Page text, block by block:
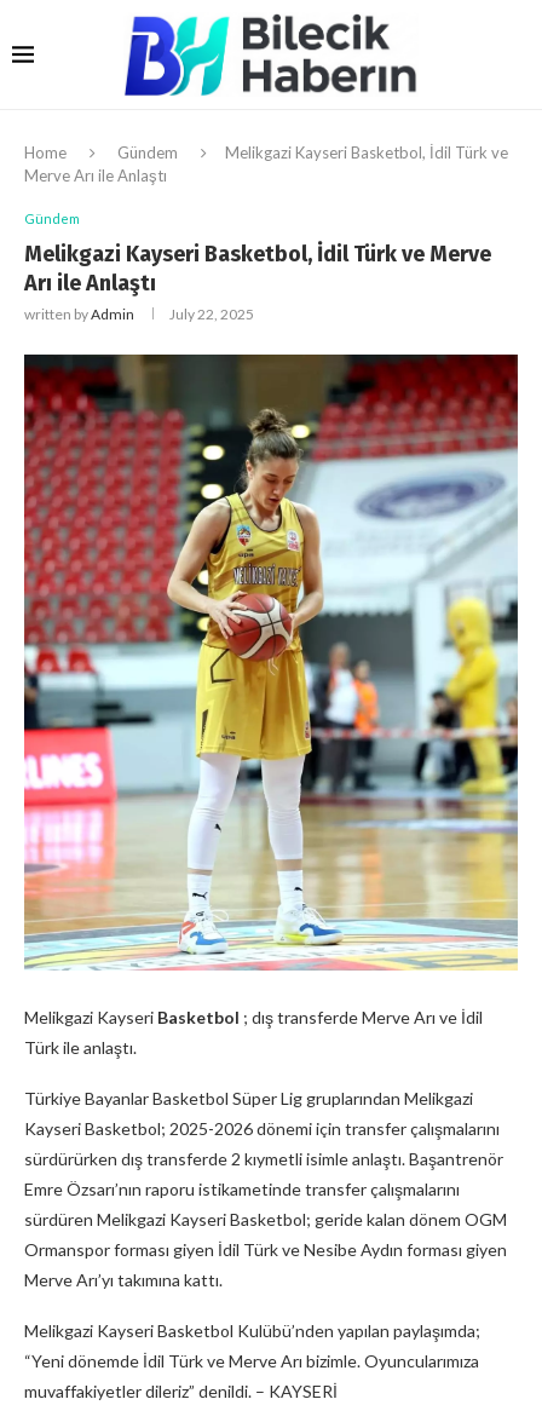
Home Gündem
Melikgazi Kayseri Basketbol, İdil Türk ve
Merve Arı ile Anlaştı
Gündem
Melikgazi Kayseri Basketbol, İdil Türk ve Merve
Arı ile Anlaştı
written byAdmin July 22, 2025
Melikgazi Kayseri Basketbol ; dış transferde Merve Arı ve İdil
Türk ile anlaştı.
Türkiye Bayanlar Basketbol Süper Lig gruplarından Melikgazi
Kayseri Basketbol; 2025-2026 dönemi için transfer çalışmalarını
sürdürürken dış transferde 2 kıymetli isimle anlaştı. Başantrenör
Emre Özsarı’nın raporu istikametinde transfer çalışmalarını
sürdüren Melikgazi Kayseri Basketbol; geride kalan dönem OGM
Ormanspor forması giyen İdil Türk ve Nesibe Aydın forması giyen
Merve Arı’yı takımına kattı.
Melikgazi Kayseri Basketbol Kulübü’nden yapılan paylaşımda;
“Yeni dönemde İdil Türk ve Merve Arı bizimle. Oyuncularımıza
muvaffakiyetler dileriz” denildi. – KAYSERİ